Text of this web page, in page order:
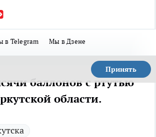
в Telegram Мы в Дзене
Принять
баллонов с ртутью
области.